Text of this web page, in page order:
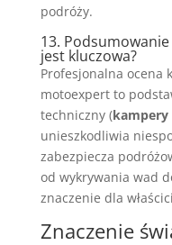
podróży.
13.
jest kluczowa?
Profesjonalna ocena
motoexpert to
techniczny (kampery
unieszkodliwia
zabezpiecza
od wykrywania wad
znaczenie dla
Znaczenie